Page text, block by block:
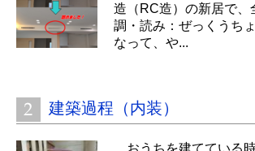
造（RC造）の新居で、
調・読み：ぜっくうち
なって、や...
建築過程（内装）